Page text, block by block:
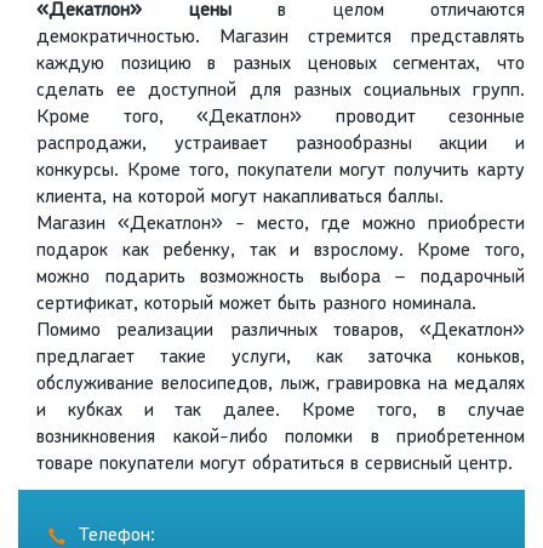
«Декатлон» ценыв целом отличаются
демократичностью. Магазин стремится представлять
каждую позицию в разных ценовых сегментах, что
сделать ее доступной для разных социальных групп.
Кроме того, «Декатлон» проводит сезонные
распродажи, устраивает разнообразны акции и
конкурсы. Кроме того, покупатели могут получить карту
клиента, на которой могут накапливаться баллы.
Магазин «Декатлон» - место, где можно приобрести
подарок как ребенку, так и взрослому. Кроме того,
можно подарить возможность выбора – подарочный
сертификат, который может быть разного номинала.
Помимо реализации различных товаров, «Декатлон»
предлагает такие услуги, как заточка коньков,
обслуживание велосипедов, лыж, гравировка на медалях
и кубках и так далее. Кроме того, в случае
возникновения какой-либо поломки в приобретенном
товаре покупатели могут обратиться в сервисный центр.
Телефон: